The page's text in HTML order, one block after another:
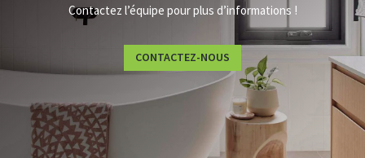
Contactez l’équipe pour plus d’informations !
CONTACTEZ-NOUS